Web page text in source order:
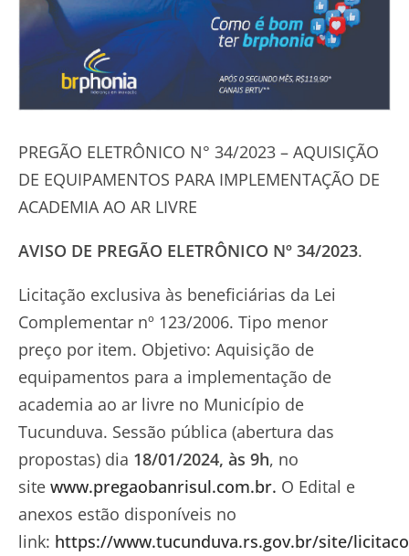
PREGÃO ELETRÔNICO N° 34/2023 – AQUISIÇÃO
DE EQUIPAMENTOS PARA IMPLEMENTAÇÃO DE
ACADEMIA AO AR LIVRE
AVISO DE PREGÃO ELETRÔNICO Nº 34/2023.
Licitação exclusiva às beneficiárias da Lei
Complementar nº 123/2006. Tipo menor
preço por item. Objetivo: Aquisição de
equipamentos para a implementação de
academia ao ar livre no Município de
Tucunduva. Sessão pública (abertura das
propostas) dia 18/01/2024, às 9h, no
site www.pregaobanrisul.com.br. O Edital e
anexos estão disponíveis no
link: https://www.tucunduva.rs.gov.br/site/